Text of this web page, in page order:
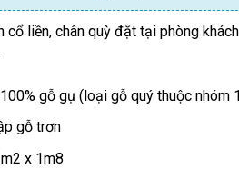
cổ liền, chân quỳ đặt tại phòng
gỗ gụ (loại gỗ quý thuộc nhóm
gỗ trơn
x 1m8